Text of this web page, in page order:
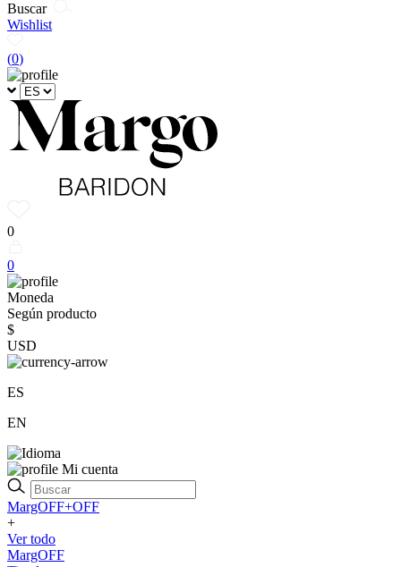
Buscar
Wishlist
(0)
0
0
Moneda
Según producto
$
USD
ES
EN
Mi cuenta
MargOFF+OFF
+
Ver todo
MargOFF